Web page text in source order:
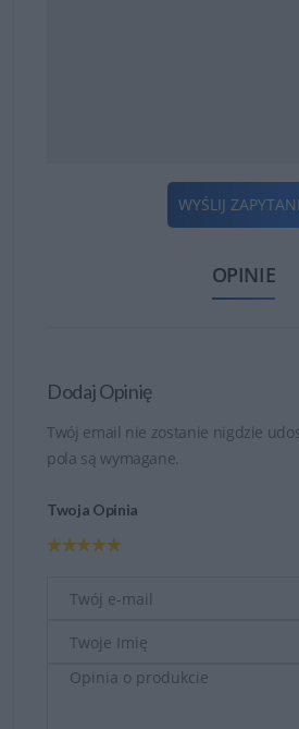
WYŚLIJ
OPINIE
Dodaj Opinię
Twój email nie zostanie nigdzie
pola są wymagane.
Twoja Opinia